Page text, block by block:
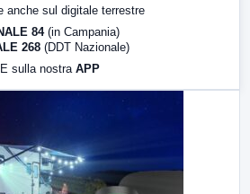
anche sul digitale terrestre
84 (in Campania)
268 (DDT Nazionale)
E sulla nostra APP